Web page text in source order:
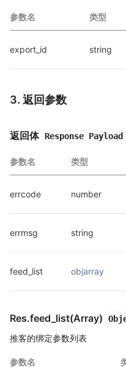
参数名 类型
export_id string
3. 返回参数
返回体 Response Payload
参数名 类型
errcode number
errmsg string
feed_list objarray
Res.feed_list(Array)
推客的绑定参数列表
参数名